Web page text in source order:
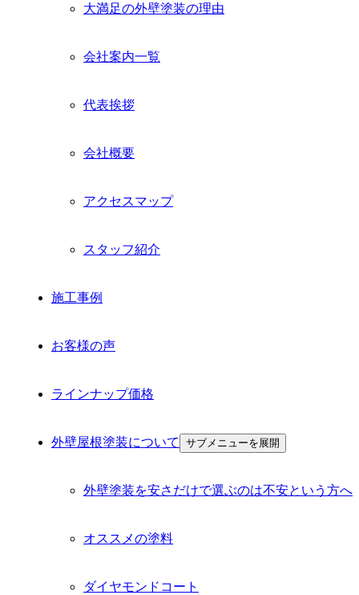
大満足の外壁塗装の理由
会社案内一覧
代表挨拶
会社概要
アクセスマップ
スタッフ紹介
施工事例
お客様の声
ラインナップ価格
外壁屋根塗装について サブメニューを展開
外壁塗装を安さだけで選ぶのは不安という方へ
オススメの塗料
ダイヤモンドコート